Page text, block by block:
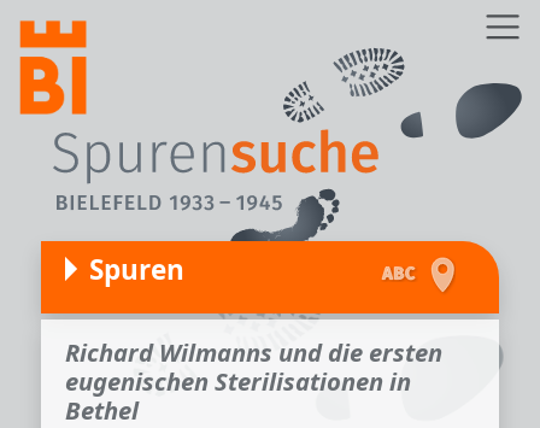
Direkt zum Inhalt
Spuren
Richard Wilmanns und die ersten
eugenischen Sterilisationen in
Bethel